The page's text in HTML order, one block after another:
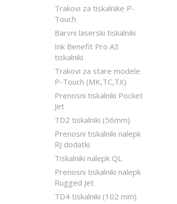
Trakovi za tiskalnike P-
Touch
Barvni laserski tiskalniki
Ink Benefit Pro A3
tiskalniki
Trakovi za stare modele
P-Touch (MK,TC,TX)
Prenosni tiskalniki Pocket
Jet
TD2 tiskalniki (56mm)
Prenosni tiskalniki nalepk
RJ dodatki
Tiskalniki nalepk QL
Prenosni tiskalniki nalepk
Rugged Jet
TD4 tiskalniki (102 mm)